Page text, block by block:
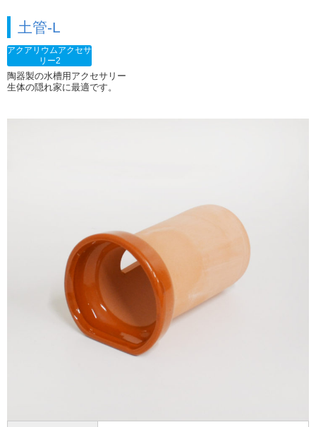
土管-L
アクアリウムアクセサ
リー2
陶器製の水槽用アクセサリー
生体の隠れ家に最適です。